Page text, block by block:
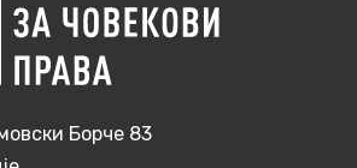
Борче 83